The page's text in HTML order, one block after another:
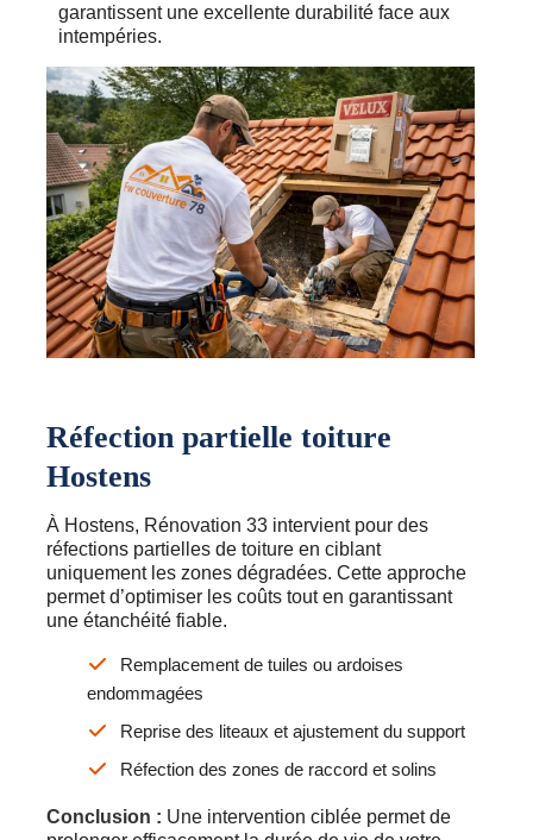
garantissent une excellente durabilité face aux
intempéries.
Réfection partielle toiture
Hostens
À Hostens, Rénovation 33 intervient pour des
réfections partielles de toiture en ciblant
uniquement les zones dégradées. Cette approche
permet d’optimiser les coûts tout en garantissant
une étanchéité fiable.
Remplacement de tuiles ou ardoises
endommagées
Reprise des liteaux et ajustement du support
Réfection des zones de raccord et solins
Conclusion : Une intervention ciblée permet de